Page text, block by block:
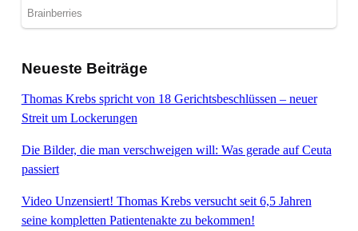
Neueste Beiträge
Thomas Krebs spricht von 18 Gerichtsbeschlüssen – neuer
Streit um Lockerungen
Die Bilder, die man verschweigen will: Was gerade auf Ceuta
passiert
Video Unzensiert! Thomas Krebs versucht seit 6,5 Jahren
seine kompletten Patientenakte zu bekommen!